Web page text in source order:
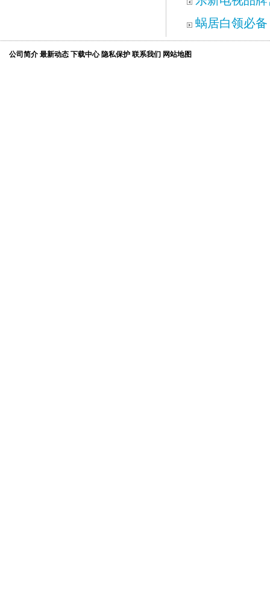
蜗居白领必
公司简介 最新动态 下载中心 隐私保护 联系我们 网站地图